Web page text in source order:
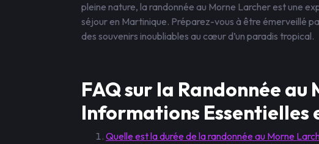
pleine nature, la randonnée au Morne Larcher est une
séjour en Martinique. Préparez-vous à être émerveillé
des souvenirs inoubliables au cœur d’un paradis tropical.
FAQ sur la Randonnée au
Informations Essentielles
Quelle est la durée de la randonnée au Morne